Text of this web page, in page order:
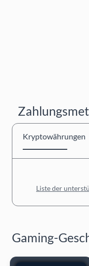
Kryptowährungen
Liste der
Gaming-